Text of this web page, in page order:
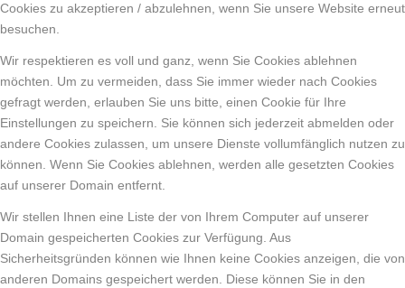
Cookies zu akzeptieren / abzulehnen, wenn Sie unsere Website erneut
besuchen.
Wir respektieren es voll und ganz, wenn Sie Cookies ablehnen
möchten. Um zu vermeiden, dass Sie immer wieder nach Cookies
gefragt werden, erlauben Sie uns bitte, einen Cookie für Ihre
Einstellungen zu speichern. Sie können sich jederzeit abmelden oder
andere Cookies zulassen, um unsere Dienste vollumfänglich nutzen zu
können. Wenn Sie Cookies ablehnen, werden alle gesetzten Cookies
auf unserer Domain entfernt.
Wir stellen Ihnen eine Liste der von Ihrem Computer auf unserer
Domain gespeicherten Cookies zur Verfügung. Aus
Sicherheitsgründen können wie Ihnen keine Cookies anzeigen, die von
anderen Domains gespeichert werden. Diese können Sie in den